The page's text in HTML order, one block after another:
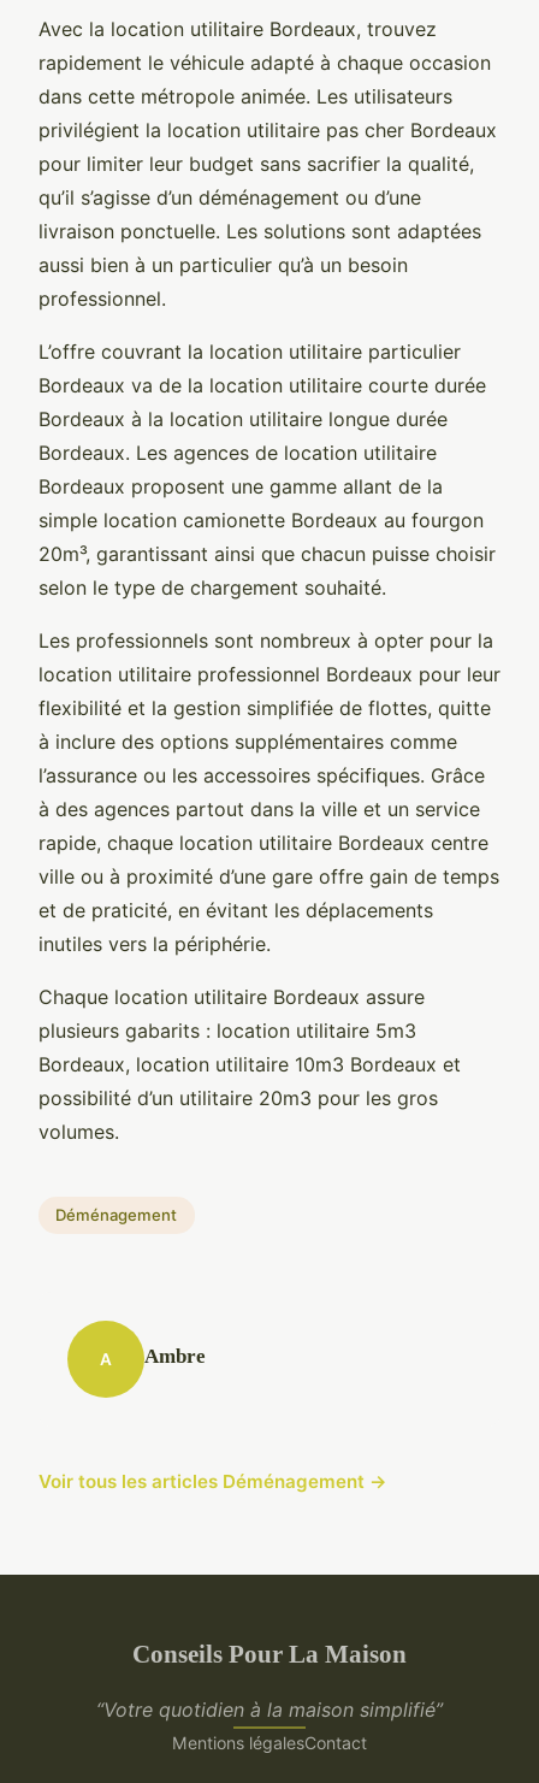
Avec la location utilitaire Bordeaux, trouvez
rapidement le véhicule adapté à chaque occasion
dans cette métropole animée. Les utilisateurs
privilégient la location utilitaire pas cher Bordeaux
pour limiter leur budget sans sacrifier la qualité,
qu’il s’agisse d’un déménagement ou d’une
livraison ponctuelle. Les solutions sont adaptées
aussi bien à un particulier qu’à un besoin
professionnel.
L’offre couvrant la location utilitaire particulier
Bordeaux va de la location utilitaire courte durée
Bordeaux à la location utilitaire longue durée
Bordeaux. Les agences de location utilitaire
Bordeaux proposent une gamme allant de la
simple location camionette Bordeaux au fourgon
20m³, garantissant ainsi que chacun puisse choisir
selon le type de chargement souhaité.
Les professionnels sont nombreux à opter pour la
location utilitaire professionnel Bordeaux pour leur
flexibilité et la gestion simplifiée de flottes, quitte
à inclure des options supplémentaires comme
l’assurance ou les accessoires spécifiques. Grâce
à des agences partout dans la ville et un service
rapide, chaque location utilitaire Bordeaux centre
ville ou à proximité d’une gare offre gain de temps
et de praticité, en évitant les déplacements
inutiles vers la périphérie.
Chaque location utilitaire Bordeaux assure
plusieurs gabarits : location utilitaire 5m3
Bordeaux, location utilitaire 10m3 Bordeaux et
possibilité d’un utilitaire 20m3 pour les gros
volumes.
Déménagement
A Ambre
Voir tous les articles Déménagement →
Conseils Pour La Maison
“Votre quotidien à la maison simplifié”
Mentions légalesContact